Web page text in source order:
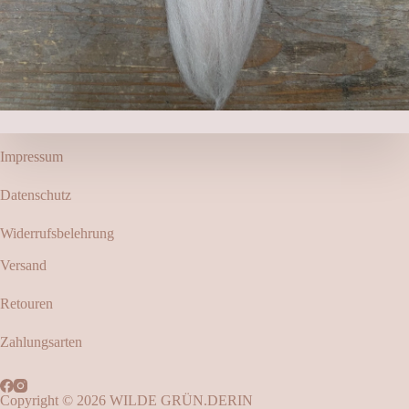
Impressum
Datenschutz
Widerrufsbelehrung
Versand
Retouren
Zahlungsarten
Copyright © 2026 WILDE GRÜN.DERIN